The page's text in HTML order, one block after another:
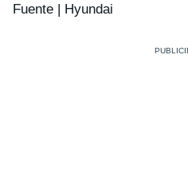
Fuente | Hyundai